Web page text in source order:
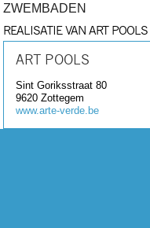
ZWEMBADEN
REALISATIE VAN ART POOLS
ART POOLS
Sint Goriksstraat 80
9620 Zottegem
www.arte-verde.be